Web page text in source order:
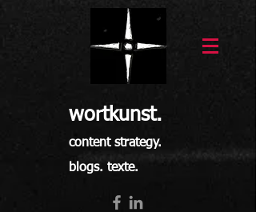
wortkunst.
content strategy.
blogs. texte.